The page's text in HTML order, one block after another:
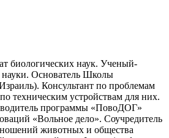
биологических наук. Ученый-
науки. Основатель Школы
Консультант по проблемам
техническим устройствам для них.
программы «ПовоДОГ»
«Вольное дело». Соучредитель
животных и общества